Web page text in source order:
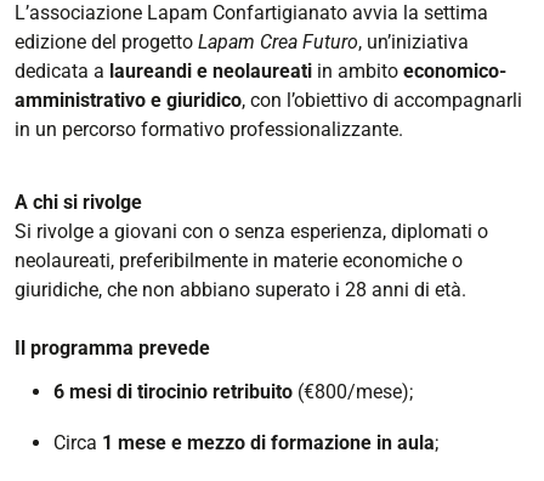
L’associazione Lapam Confartigianato avvia la settima
edizione del progetto Lapam Crea Futuro, un’iniziativa
dedicata a laureandi e neolaureati in ambito economico-
amministrativo e giuridico, con l’obiettivo di accompagnarli
in un percorso formativo professionalizzante.
A chi si rivolge
Si rivolge a giovani con o senza esperienza, diplomati o
neolaureati, preferibilmente in materie economiche o
giuridiche, che non abbiano superato i 28 anni di età.
Il programma prevede
6 mesi di tirocinio retribuito (€800/mese);
Circa 1 mese e mezzo di formazione in aula;